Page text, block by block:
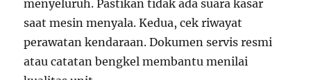
menyeluruh. Pastikan tidak ada suara kasar
saat mesin menyala. Kedua, cek riwayat
perawatan kendaraan. Dokumen servis resmi
atau catatan bengkel membantu menilai